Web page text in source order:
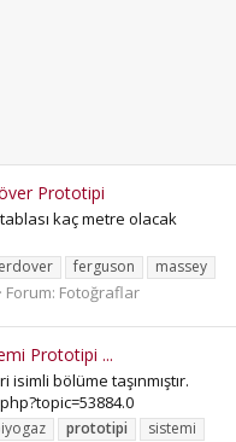
Prototipi
kaç metre olacak
ferguson
massey
Forum: Fotoğraflar
Prototipi ...
bölüme taşınmıştır.
prototipi
sistemi